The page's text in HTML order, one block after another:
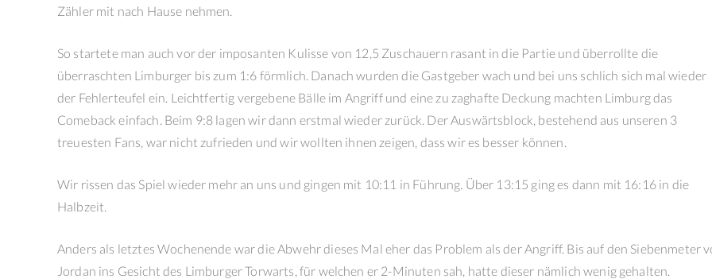
Zähler mit nach Hause nehmen.
So startete man auch vor der imposanten Kulisse von 12,5 Zuschauern rasant in die Partie und überrollte die
überraschten Limburger bis zum 1:6 förmlich. Danach wurden die Gastgeber wach und bei uns schlich sich mal wieder
der Fehlerteufel ein. Leichtfertig vergebene Bälle im Angriff und eine zu zaghafte Deckung machten Limburg das
Comeback einfach. Beim 9:8 lagen wir dann erstmal wieder zurück. Der Auswärtsblock, bestehend aus unseren 3
treuesten Fans, war nicht zufrieden und wir wollten ihnen zeigen, dass wir es besser können.
Wir rissen das Spiel wieder mehr an uns und gingen mit 10:11 in Führung. Über 13:15 ging es dann mit 16:16 in die
Halbzeit.
Anders als letztes Wochenende war die Abwehr dieses Mal eher das Problem als der Angriff. Bis auf den Siebenmeter
Jordan ins Gesicht des Limburger Torwarts, für welchen er 2-Minuten sah, hatte dieser nämlich wenig gehalten.